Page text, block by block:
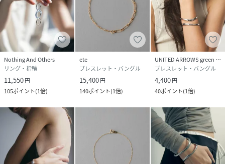
Nothing And Others
リング・指輪
11,550円
105ポイント(1倍)
ete
ブレスレット・バングル
15,400円
140ポイント(1倍)
UNITED ARROWS green label relaxing
ブレスレット・バングル
4,400円
40ポイント(1倍)